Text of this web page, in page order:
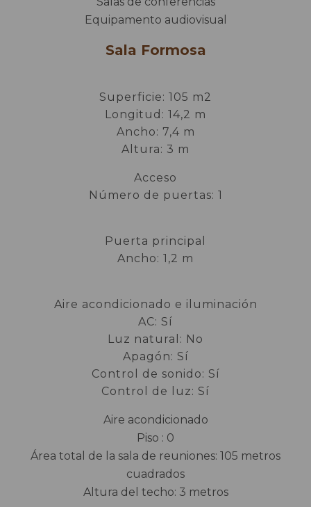
Equipamento audiovisual
Sala Formosa
Superficie: 105 m2
Longitud: 14,2 m
Ancho: 7,4 m
Altura: 3 m
Acceso
Número de puertas: 1
Puerta principal
Ancho: 1,2 m
Aire acondicionado e iluminación
AC: Sí
Luz natural: No
Apagón: Sí
Control de sonido: Sí
Control de luz: Sí
Aire acondicionado
Piso : 0
Área total de la sala de reuniones: 105 metros
cuadrados
Altura del techo: 3 metros